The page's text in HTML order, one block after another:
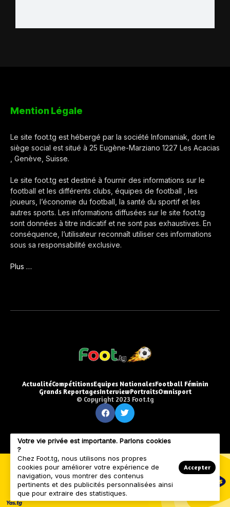
Mention Légale
Le site foot.tg est hébergé par la société Infomaniak, dont le
siège social est situé à 25 Eugène-Marziano 1227 Les Acacias
, Genève, Suisse.
Le site foot.tg est destiné à fournir des informations sur le
football et les différents clubs, équipes de football , les
joueurs, l’économie du football, la santé du sportif et les
autres sports. Les informations diffusées sur le site foot.tg
sont données à titre indicatif et ne sont pas exhaustives. En
conséquence, l’utilisateur reconnaît utiliser ces informations
sous sa responsabilité exclusive.
Plus …
ActualitéCompétitionsEquipes NationalesFootball Féminin
Grands ReportagesInterviewPortraitsOmnisport
© Copyright 2023 Foot.tg
Votre vie privée est importante. Parlons cookies
?
Chez Foot.tg, nous utilisons nos propres
cookies pour améliorer votre expérience de
navigation, vous montrer des contenus
pertinents et des publicités personnalisées ainsi
que pour extraire des statistiques.
Accepter